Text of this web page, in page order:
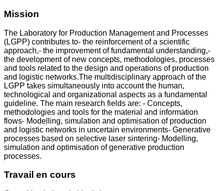
Mission
The Laboratory for Production Management and Processes
(LGPP) contributes to- the reinforcement of a scientific
approach,- the improvement of fundamental understanding,-
the development of new concepts, methodologies, processes
and tools related to the design and operations of production
and logistic networks.The multidisciplinary approach of the
LGPP takes simultaneously into account the human,
technological and organizational aspects as a fundamental
guideline. The main research fields are: - Concepts,
methodologies and tools for the material and information
flows- Modelling, simulation and optimisation of production
and logistic networks in uncertain environments- Generative
processes based on selective laser sintering- Modelling,
simulation and optimisation of generative production
processes.
Travail en cours